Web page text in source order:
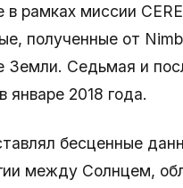
рамках миссии
полученные от
Земли. Седьмая и
январе 2018 года.
бесценные
между Солнцем,